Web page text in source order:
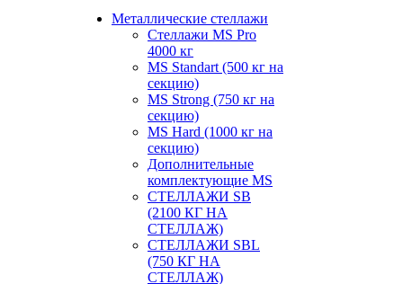
Металлические стеллажи
Стеллажи MS Pro
4000 кг
MS Standart (500 кг на
секцию)
MS Strong (750 кг на
секцию)
MS Hard (1000 кг на
секцию)
Дополнительные
комплектующие MS
СТЕЛЛАЖИ SB
(2100 КГ НА
СТЕЛЛАЖ)
СТЕЛЛАЖИ SBL
(750 КГ НА
СТЕЛЛАЖ)